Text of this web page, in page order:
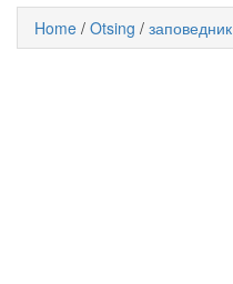
Home / Otsing / заповедник